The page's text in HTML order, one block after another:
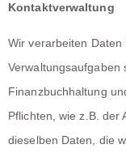
Kontaktverwaltung
Wir verarbeiten Daten
Verwaltungsaufgaben
Finanzbuchhaltung
Pflichten, wie z.B. der
dieselben Daten, die